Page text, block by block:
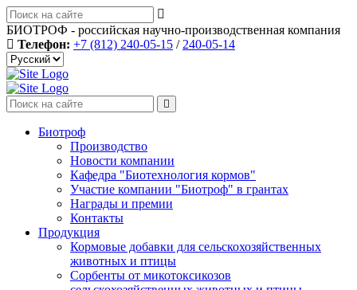
БИОТРОФ - российская научно-производственная компания
Телефон: +7 (812) 240-05-15 / 240-05-14
Биотроф
Производство
Новости компании
Кафедра "Биотехнология кормов"
Участие компании "Биотроф" в грантах
Награды и премии
Контакты
Продукция
Кормовые добавки для сельскохозяйственных
животных и птицы
Сорбенты от микотоксикозов